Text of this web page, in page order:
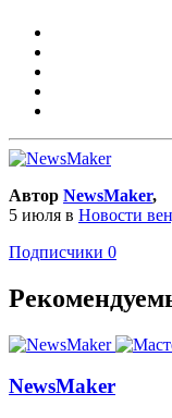
Автор NewsMaker,
5 июля в Новости
Подписчики 0
NewsMaker